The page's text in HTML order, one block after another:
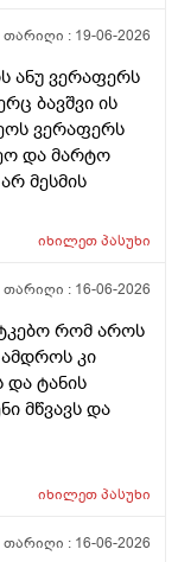
თარიღი : 19-06-2026
ანუ ვერაფერს
ბავშვი ის
ვერაფერს
და მარტო
მესმის
იხილეთპასუხი
თარიღი : 16-06-2026
რომ აროს
კი
და ტანის
მწვავს და
იხილეთპასუხი
თარიღი : 16-06-2026